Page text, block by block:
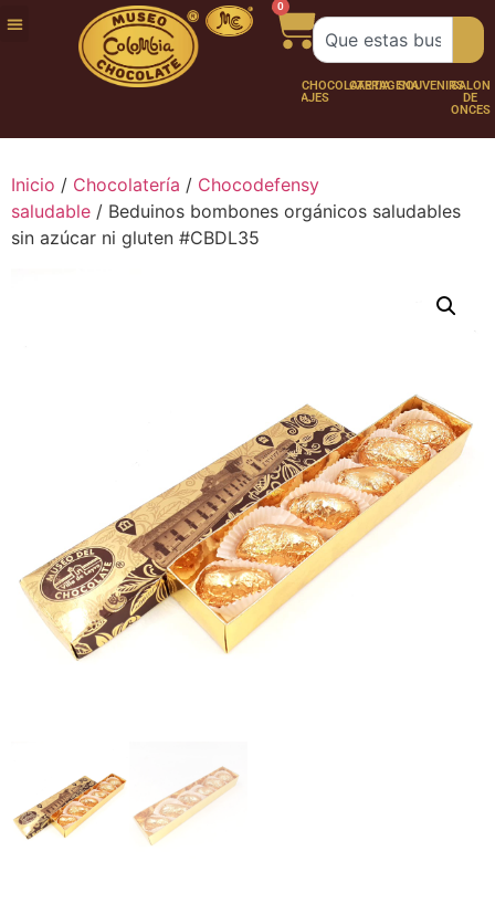
0
FUNDACIÓNNUESTRA
PERSONAJES
CHOCOLATERÍA
CARTAGENASOUVENIRSSALÓN
DE
ONCES
Inicio / Chocolatería / Chocodefensy
saludable / Beduinos bombones orgánicos saludables
sin azúcar ni gluten #CBDL35